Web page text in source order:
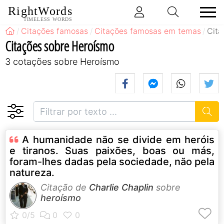
RightWords
TIMELESS WORDS
Citações famosas Citações famosas em temas
Citações sobre Heroísmo
3 cotações sobre Heroísmo
A humanidade năo se divide em heróis
e tiranos. Suas paixões, boas ou más,
foram-lhes dadas pela sociedade, năo pela
natureza.
Citação de Charlie Chaplin sobre
heroísmo